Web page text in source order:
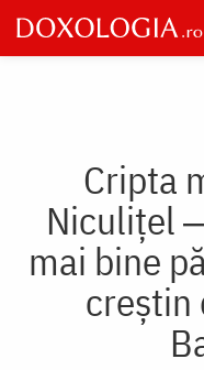
Skip
to
main
Cripta
Niculițel
mai bine
creștin